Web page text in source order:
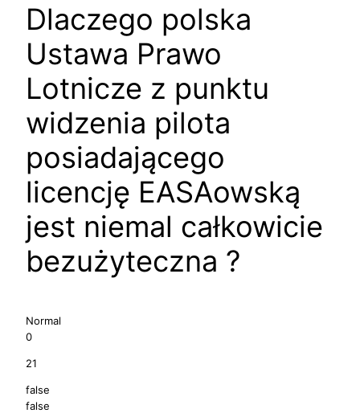
Dlaczego polska
Ustawa Prawo
Lotnicze z punktu
widzenia pilota
posiadającego
licencję EASAowską
jest niemal całkowicie
bezużyteczna ?
Normal
0
21
false
false